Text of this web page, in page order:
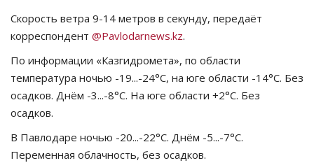
Курултай
Язык
Скорость ветра 9-14 метров в секунду, передаёт
корреспондент @Pavlodarnews.kz.
По информации «Казгидромета», по области
температура ночью -19...-24°C, на юге области -14°C. Без
осадков. Днём -3...-8°C. На юге области +2°C. Без
осадков.
В Павлодаре ночью -20...-22°C. Днём -5...-7°C.
Переменная облачность, без осадков.